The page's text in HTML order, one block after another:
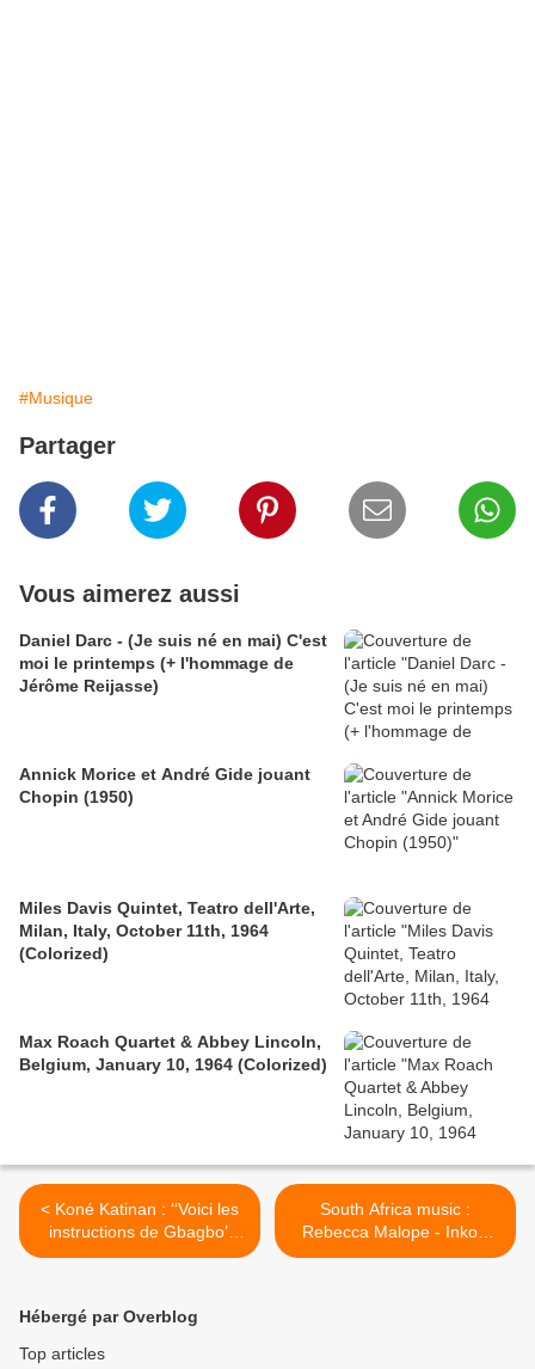
#Musique
Partager
Vous aimerez aussi
Daniel Darc - (Je suis né en mai) C'est
moi le printemps (+ l'hommage de
Jérôme Reijasse)
Annick Morice et André Gide jouant
Chopin (1950)
Miles Davis Quintet, Teatro dell'Arte,
Milan, Italy, October 11th, 1964
(Colorized)
Max Roach Quartet & Abbey Lincoln,
Belgium, January 10, 1964 (Colorized)
< Koné Katinan : ‘‘Voici les
instructions de Gbagbo’’
(suite aux ordres reçus par
South Africa music :
Rebecca Malope - Inkosi
Inothando >
Hébergé par Overblog
Top articles